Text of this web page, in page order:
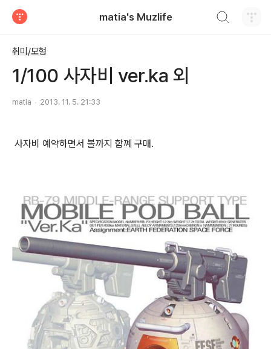
matia's Muzlife
취미/모형
1/100 사자비 ver.ka 외
matia 2013. 11. 5. 21:33
사자비 예약하면서 볼까지 함꼐 구매.